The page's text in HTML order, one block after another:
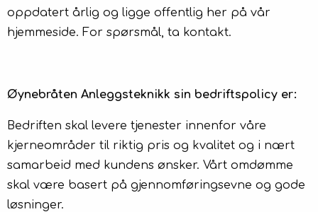
oppdatert årlig og ligge offentlig her på vår
hjemmeside. For spørsmål, ta kontakt.
Øynebråten Anleggsteknikk sin bedriftspolicy er:
Bedriften skal levere tjenester innenfor våre
kjerneområder til riktig pris og kvalitet og i nært
samarbeid med kundens ønsker. Vårt omdømme
skal være basert på gjennomføringsevne og gode
løsninger.